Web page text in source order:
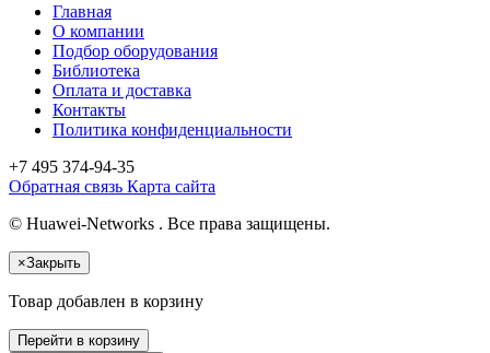
Главная
О компании
Подбор оборудования
Библиотека
Оплата и доставка
Контакты
Политика конфиденциальности
+7 495 374-94-35
Обратная связь Карта сайта
© Huawei-Networks . Все права защищены.
×Закрыть
Товар добавлен в корзину
Перейти в корзину